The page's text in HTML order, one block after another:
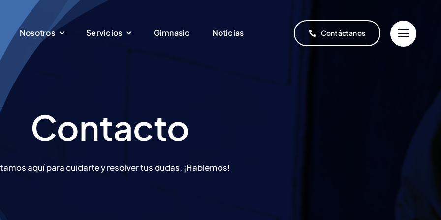
Nosotros Servicios Gimnasio Noticias Contáctanos
Contacto
aquí para cuidarte y resolver tus dudas. ¡Hablemos!